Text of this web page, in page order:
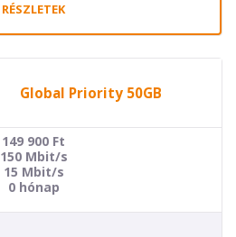
RÉSZLETEK
Global Priority 50GB
149 900 Ft
150 Mbit/s
15 Mbit/s
0 hónap